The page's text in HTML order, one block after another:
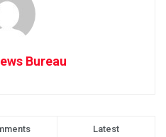
Bureau
Latest